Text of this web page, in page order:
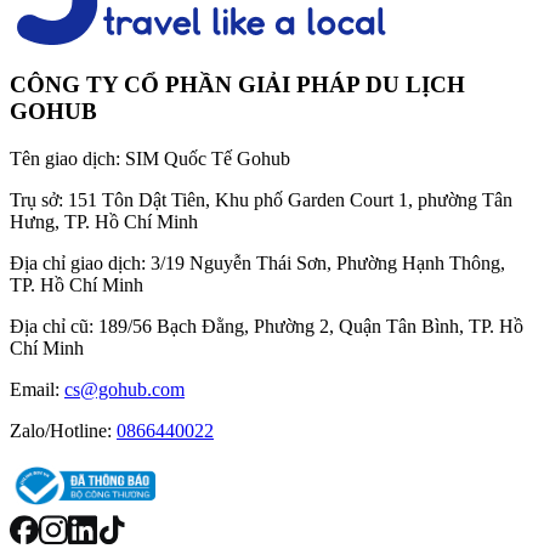
CÔNG TY CỔ PHẦN GIẢI PHÁP DU LỊCH
GOHUB
Tên giao dịch: SIM Quốc Tế Gohub
Trụ sở: 151 Tôn Dật Tiên, Khu phố Garden Court 1, phường Tân
Hưng, TP. Hồ Chí Minh
Địa chỉ giao dịch: 3/19 Nguyễn Thái Sơn, Phường Hạnh Thông,
TP. Hồ Chí Minh
Địa chỉ cũ: 189/56 Bạch Đằng, Phường 2, Quận Tân Bình, TP. Hồ
Chí Minh
Email: cs@gohub.com
Zalo/Hotline: 0866440022